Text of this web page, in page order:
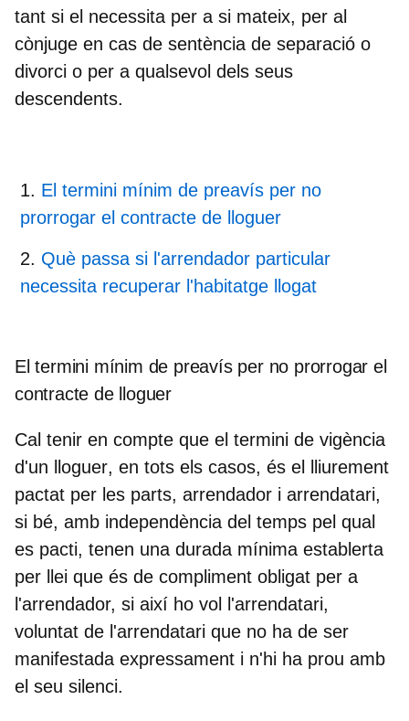
tant si el necessita per a si mateix, per al
cònjuge en cas de sentència de separació o
divorci o per a qualsevol dels seus
descendents.
El termini mínim de preavís per no
prorrogar el contracte de lloguer
Què passa si l'arrendador particular
necessita recuperar l'habitatge llogat
El termini mínim de preavís per no prorrogar el
contracte de lloguer
Cal tenir en compte que el termini de vigència
d'un lloguer, en tots els casos, és el lliurement
pactat per les parts, arrendador i arrendatari,
si bé, amb independència del temps pel qual
es pacti, tenen una durada mínima establerta
per llei que és de compliment obligat per a
l'arrendador, si així ho vol l'arrendatari,
voluntat de l'arrendatari que no ha de ser
manifestada expressament i n'hi ha prou amb
el seu silenci.